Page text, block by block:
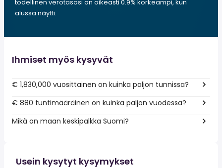
todellinen verotasosi on oikeasti 0.9% korkeampi, kun
alussa näytti.
Ihmiset myös kysyvät
€ 1,830,000 vuosittainen on kuinka paljon tunnissa?
€ 880 tuntimääräinen on kuinka paljon vuodessa?
Mikä on maan keskipalkka Suomi?
Usein kysytyt kysymykset